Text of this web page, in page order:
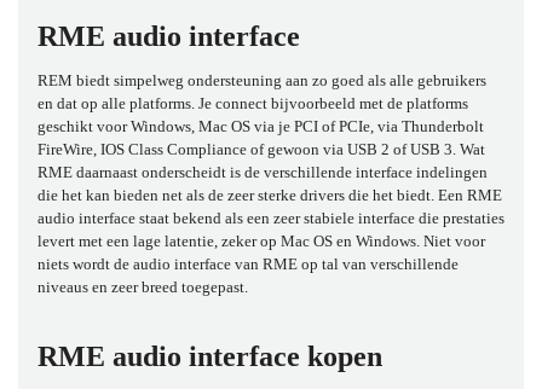
RME audio interface
REM biedt simpelweg ondersteuning aan zo goed als alle gebruikers
en dat op alle platforms. Je connect bijvoorbeeld met de platforms
geschikt voor Windows, Mac OS via je PCI of PCIe, via Thunderbolt
FireWire, IOS Class Compliance of gewoon via USB 2 of USB 3. Wat
RME daarnaast onderscheidt is de verschillende interface indelingen
die het kan bieden net als de zeer sterke drivers die het biedt. Een RME
audio interface staat bekend als een zeer stabiele interface die prestaties
levert met een lage latentie, zeker op Mac OS en Windows. Niet voor
niets wordt de audio interface van RME op tal van verschillende
niveaus en zeer breed toegepast.
RME audio interface kopen